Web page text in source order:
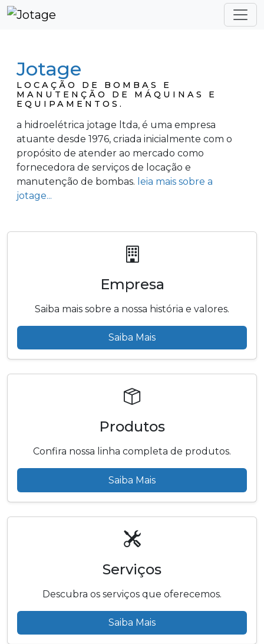
Jotage
LOCAÇÃO DE BOMBAS E
MANUTENÇÃO DE MÁQUINAS E
EQUIPAMENTOS.
a hidroelétrica jotage ltda, é uma empresa
atuante desde 1976, criada inicialmente com o
propósito de atender ao mercado como
fornecedora de serviços de locação e
manutenção de bombas. leia mais sobre a
jotage...
Empresa
Saiba mais sobre a nossa história e valores.
Saiba Mais
Produtos
Confira nossa linha completa de produtos.
Saiba Mais
Serviços
Descubra os serviços que oferecemos.
Saiba Mais